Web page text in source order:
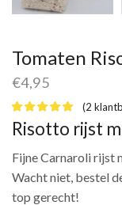
Tomaten
€4,95
(2
Risotto rijst
Fijne Carnaroli rijst
Wacht niet, bestel
top gerecht!